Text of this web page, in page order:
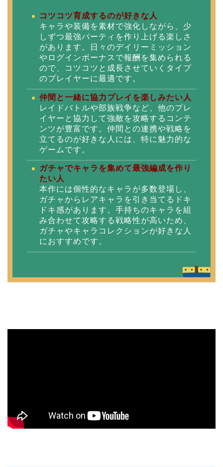
コツコツ育成するのが好きな人
キャラや装備を素材で強化しながら、少
しずつ最強パーティを作り上げる楽しさ
があります。日々のデイリーミッション
やログインボーナスで報酬を集められる
ので、コツコツと成長させていくタイプ
のプレイヤーに最適です。
仲間と一緒に協力プレイを楽しみたい人
レイドバトルや部族戦争など、他のプレ
イヤーと協力して強敵を攻略するコンテ
ンツが豊富です。仲間との連携や戦略を
立てるのが好きな人には、特に魅力的な
ゲームです。
ガチャでキャラを集めて最強編成を作り
たい人
本作には個性的なキャラが多数登場し、
ガチャからレアキャラを引き当てるドキ
ドキ感があります。手持ちのキャラを組
み合わせて攻略する戦略性が高いため、
ガチャやキャラコレクションが好きな人
におすすめです。